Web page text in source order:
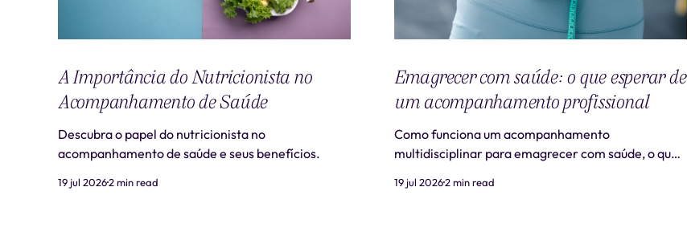
A Importância do Nutricionista no
Acompanhamento de Saúde
Descubra o papel do nutricionista no
acompanhamento de saúde e seus benefícios.
19 jul 20262 min read
Emagrecer com saúde: o que esperar de
um acompanhamento profissional
Como funciona um acompanhamento
multidisciplinar para emagrecer com saúde, o que
profissional.
19 jul 20262 min read